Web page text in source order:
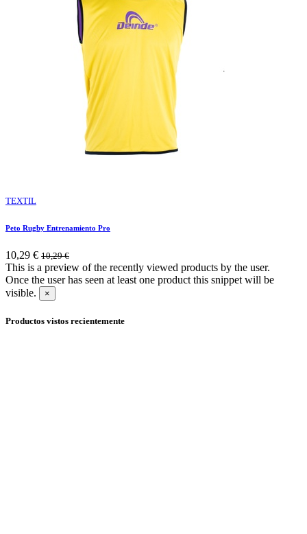
TEXTIL
Peto Rugby Entrenamiento Pro
10,29 € 10,29€
This is a preview of the recently viewed products by the user.
Once the user has seen at least one product this snippet will be
visible.
×
Productos vistos recientemente